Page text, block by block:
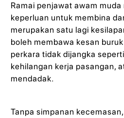
Ramai penjawat awam
keperluan untuk membina
merupakan satu lagi
boleh membawa kesan
perkara tidak dijangka
kehilangan kerja pasangan,
mendadak.
Tanpa simpanan